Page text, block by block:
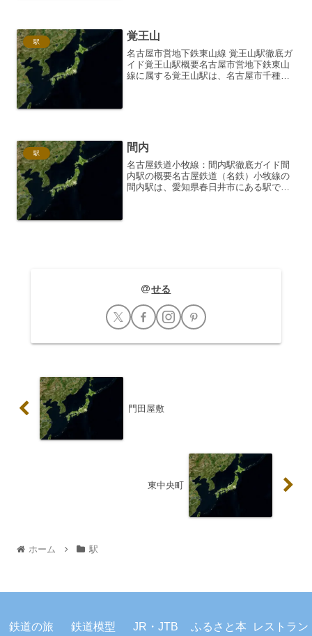
駅 覚王山
名古屋市営地下鉄東山線 覚王山駅徹底ガ
イド覚王山駅概要名古屋市営地下鉄東山
線に属する覚王山駅は、名古屋市千種区
駅 間内
名古屋鉄道小牧線：間内駅徹底ガイド間
内駅の概要名古屋鉄道（名鉄）小牧線の
間内駅は、愛知県春日井市にある駅で
せる
門田屋敷
東中央町
ホーム 駅
プライバシーポリシー お問い合わせ
鉄道の旅 鉄道模型 JR・JTB ふるさと本 レストラン